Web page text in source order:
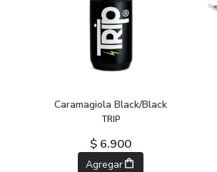
Caramagiola Black/Black
TRIP
$ 6.900
Agregar